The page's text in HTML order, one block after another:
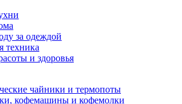
за одеждой
техника
и здоровья
чайники и термопоты
кофемашины и кофемолки